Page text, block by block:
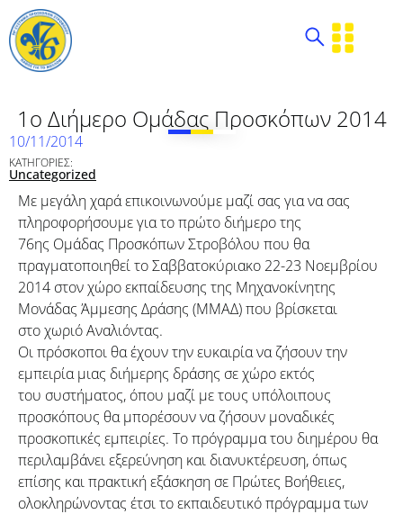
1ο Διήμερο Ομάδας Προσκόπων 2014
10/11/2014
ΚΑΤΗΓΟΡΙΕΣ:
Uncategorized
Με μεγάλη χαρά επικοινωνούμε μαζί σας για να σας
πληροφορήσουμε για το πρώτο διήμερο της
76ης Ομάδας Προσκόπων Στροβόλου που θα
πραγματοποιηθεί το Σαββατοκύριακο 22-23 Νοεμβρίου
2014 στον χώρο εκπαίδευσης της Μηχανοκίνητης
Μονάδας Άμμεσης Δράσης (ΜΜΑΔ) που βρίσκεται
στο χωριό Αναλιόντας.
Οι πρόσκοποι θα έχουν την ευκαιρία να ζήσουν την
εμπειρία μιας διήμερης δράσης σε χώρο εκτός
του συστήματος, όπου μαζί με τους υπόλοιπους
προσκόπους θα μπορέσουν να ζήσουν μοναδικές
προσκοπικές εμπειρίες. Το πρόγραμμα του διημέρου θα
περιλαμβάνει εξερεύνηση και διανυκτέρευση, όπως
επίσης και πρακτική εξάσκηση σε Πρώτες Βοήθειες,
ολοκληρώνοντας έτσι το εκπαιδευτικό πρόγραμμα των